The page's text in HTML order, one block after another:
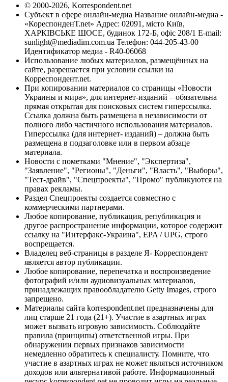
© 2000-2026, Korrespondent.net
Субъект в сфере онлайн-медиа Название онлайн-медиа -
«КореспонденТ.net» Адрес: 02091, місто Київ,
ХАРКІВСЬКЕ ШОСЕ, будинок 172-Б, офіс 208/1 E-mail:
sunlight@mediadim.com.ua Телефон: 044-205-43-00
Идентификатор медиа - R40-06068
Использование любых материалов, размещённых на
сайте, разрешается при условии ссылки на
Корреспондент.net.
При копировании материалов со страницы «Новости
Украины и мира», для интернет-изданий – обязательна
прямая открытая для поисковых систем гиперссылка.
Ссылка должна быть размещена в независимости от
полного либо частичного использования материалов.
Гиперссылка (для интернет- изданий) – должна быть
размещена в подзаголовке или в первом абзаце
материала.
Новости с пометками "Мнение", "Экспертиза",
"Заявление", "Регионы", "Деньги", "Власть", "Выборы",
"Тест-драйв", "Спецпроекты", "Промо" публикуются на
правах рекламы.
Раздел Спецпроекты создается совместно с
коммерческими партнерами.
Любое копирование, публикация, републикация и
другое распространение информации, которое содержит
ссылку на "Интерфакс-Украина", EPA / UPG, строго
воспрещается.
Владелец веб-страницы в разделе Я- Корреспондент
является автор публикации.
Любое копирование, перепечатка и воспроизведение
фотографий и/или аудиовизуальных материалов,
принадлежащих правообладателю Getty Images, строго
запрещено.
Материалы сайта korrespondent.net предназначены для
лиц старше 21 года (21+). Участие в азартных играх
может вызвать игровую зависимость. Соблюдайте
правила (принципы) ответственной игры. При
обнаружении первых признаков зависимости
немедленно обратитесь к специалисту. Помните, что
участие в азартных играх не может являться источником
доходов или альтернативой работе. Информационный